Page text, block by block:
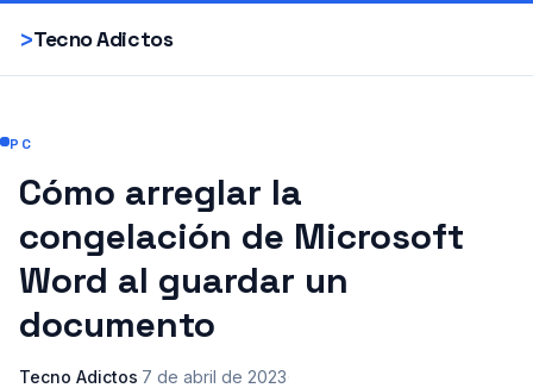
>Tecno Adictos
Smartphones
PC
Cómo arreglar la
congelación de Microsoft
Word al guardar un
documento
Tecno Adictos·7 de abril de 2023·